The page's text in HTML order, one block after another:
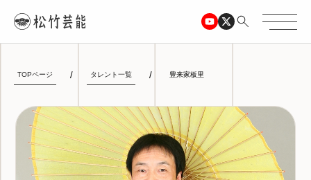
TOPページ タレント一覧 豊来家板里